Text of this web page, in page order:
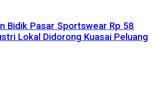
Bidik Pasar Sportswear Rp 58
Lokal Didorong Kuasai Peluang